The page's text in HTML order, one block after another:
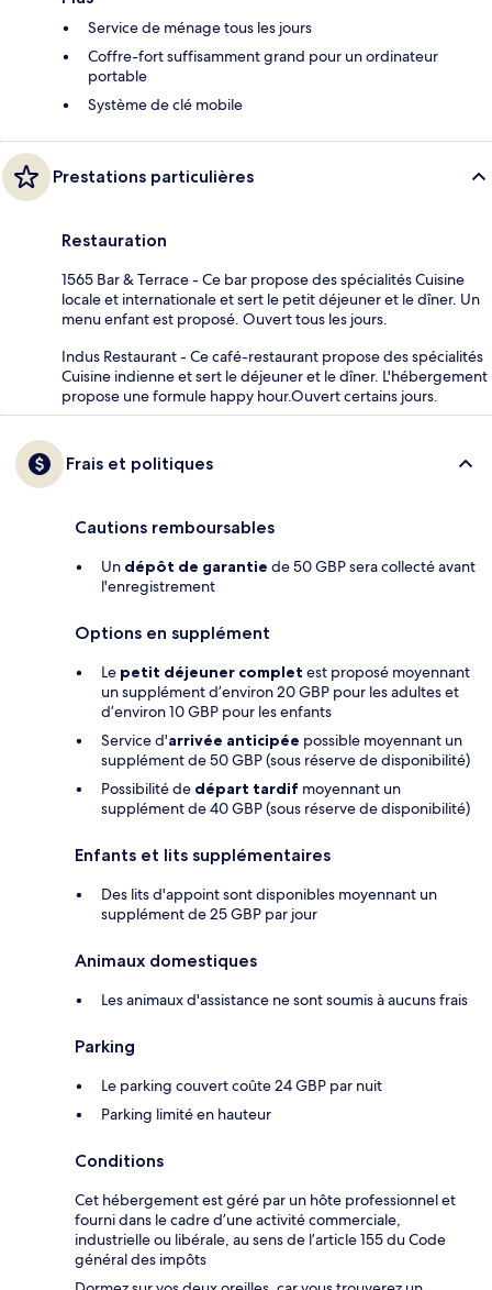
Service de ménage tous les jours
Coffre-fort suffisamment grand pour un ordinateur
portable
Système de clé mobile
Prestations particulières
Restauration
1565 Bar & Terrace - Ce bar propose des spécialités Cuisine
locale et internationale et sert le petit déjeuner et le dîner. Un
menu enfant est proposé. Ouvert tous les jours.
Indus Restaurant - Ce café-restaurant propose des spécialités
Cuisine indienne et sert le déjeuner et le dîner. L'hébergement
propose une formule happy hour.Ouvert certains jours.
Frais et politiques
Cautions remboursables
Un dépôt de garantie de 50 GBP sera collecté avant
l'enregistrement
Options en supplément
Le petit déjeuner complet est proposé moyennant
un supplément d’environ 20 GBP pour les adultes et
d’environ 10 GBP pour les enfants
Service d'arrivée anticipée possible moyennant un
supplément de 50 GBP (sous réserve de disponibilité)
Possibilité de départ tardif moyennant un
supplément de 40 GBP (sous réserve de disponibilité)
Enfants et lits supplémentaires
Des lits d'appoint sont disponibles moyennant un
supplément de 25 GBP par jour
Animaux domestiques
Les animaux d'assistance ne sont soumis à aucuns frais
Parking
Le parking couvert coûte 24 GBP par nuit
Parking limité en hauteur
Conditions
Cet hébergement est géré par un hôte professionnel et
fourni dans le cadre d’une activité commerciale,
industrielle ou libérale, au sens de l’article 155 du Code
général des impôts